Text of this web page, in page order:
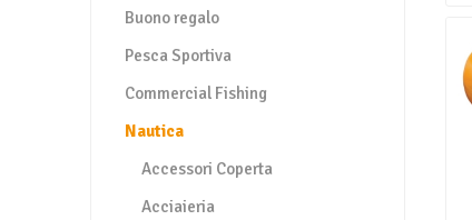
Buono regalo
Pesca Sportiva
Commercial Fishing
Nautica
Accessori Coperta
Acciaieria